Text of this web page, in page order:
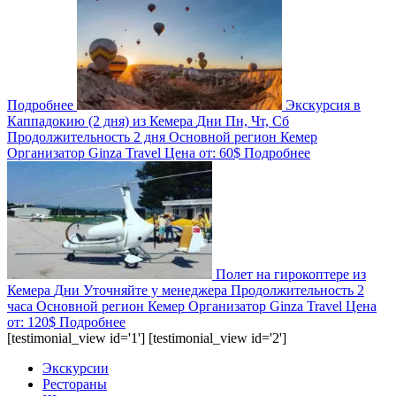
Подробнее
Экскурсия в
Каппадокию (2 дня) из Кемера Дни Пн, Чт, Сб
Продолжительность 2 дня Основной регион Кемер
Организатор Ginza Travel Цена от: 60$ Подробнее
Полет на гирокоптере из
Кемера Дни Уточняйте у менеджера Продолжительность 2
часа Основной регион Кемер Организатор Ginza Travel Цена
от: 120$ Подробнее
[testimonial_view id='1'] [testimonial_view id='2']
Экскурсии
Рестораны